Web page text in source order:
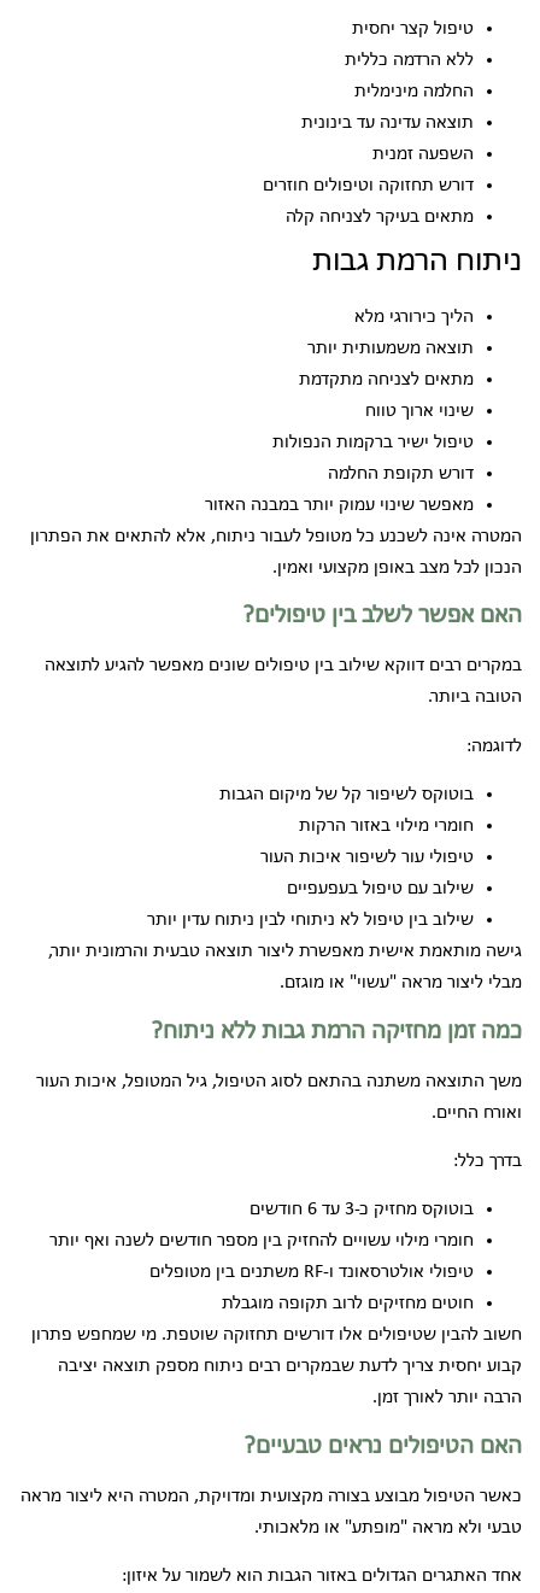
טיפול קצר יחסית
ללא הרדמה כללית
החלמה מינימלית
תוצאה עדינה עד בינונית
השפעה זמנית
דורש תחזוקה וטיפולים חוזרים
מתאים בעיקר לצניחה קלה
ניתוח הרמת גבות
הליך כירורגי מלא
תוצאה משמעותית יותר
מתאים לצניחה מתקדמת
שינוי ארוך טווח
טיפול ישיר ברקמות הנפולות
דורש תקופת החלמה
מאפשר שינוי עמוק יותר במבנה האזור
המטרה אינה לשכנע כל מטופל לעבור ניתוח, אלא להתאים את הפתרון
הנכון לכל מצב באופן מקצועי ואמין.
האם אפשר לשלב בין טיפולים?
במקרים רבים דווקא שילוב בין טיפולים שונים מאפשר להגיע לתוצאה
הטובה ביותר.
לדוגמה:
בוטוקס לשיפור קל של מיקום הגבות
חומרי מילוי באזור הרקות
טיפולי עור לשיפור איכות העור
שילוב עם טיפול בעפעפיים
שילוב בין טיפול לא ניתוחי לבין ניתוח עדין יותר
גישה מותאמת אישית מאפשרת ליצור תוצאה טבעית והרמונית יותר,
מבלי ליצור מראה "עשוי" או מוגזם.
כמה זמן מחזיקה הרמת גבות ללא ניתוח?
משך התוצאה משתנה בהתאם לסוג הטיפול, גיל המטופל, איכות העור
ואורח החיים.
בדרך כלל:
בוטוקס מחזיק כ-3 עד 6 חודשים
חומרי מילוי עשויים להחזיק בין מספר חודשים לשנה ואף יותר
טיפולי אולטרסאונד ו-RF משתנים בין מטופלים
חוטים מחזיקים לרוב תקופה מוגבלת
חשוב להבין שטיפולים אלו דורשים תחזוקה שוטפת. מי שמחפש פתרון
קבוע יחסית צריך לדעת שבמקרים רבים ניתוח מספק תוצאה יציבה
הרבה יותר לאורך זמן.
האם הטיפולים נראים טבעיים?
כאשר הטיפול מבוצע בצורה מקצועית ומדויקת, המטרה היא ליצור מראה
טבעי ולא מראה "מופתע" או מלאכותי.
אחד האתגרים הגדולים באזור הגבות הוא לשמור על איזון: